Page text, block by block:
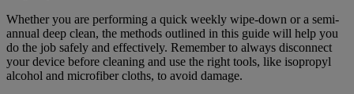
Whether you are performing a quick weekly wipe-down or a semi-
annual deep clean, the methods outlined in this guide will help you
do the job safely and effectively. Remember to always disconnect
your device before cleaning and use the right tools, like isopropyl
alcohol and microfiber cloths, to avoid damage.